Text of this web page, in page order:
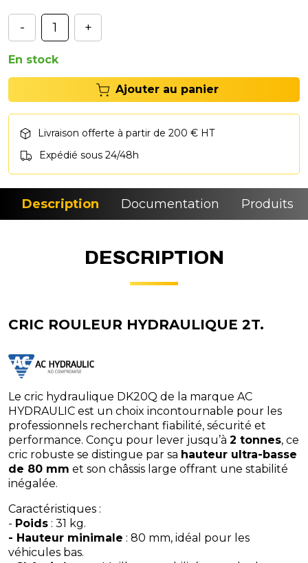
- +
En stock
Ajouter au panier
Livraison offerte à partir de 200 € HT
Expédié sous 24/48h
Description Documentation Produits
DESCRIPTION
CRIC ROULEUR HYDRAULIQUE 2T.
Le cric hydraulique DK20Q de la marque AC
HYDRAULIC est un choix incontournable pour les
professionnels recherchant fiabilité, sécurité et
performance. Conçu pour lever jusqu’à 2 tonnes, ce
cric robuste se distingue par sa hauteur ultra-basse
de 80 mm et son châssis large offrant une stabilité
inégalée.
Caractéristiques :
- Poids : 31 kg.
- Hauteur minimale : 80 mm, idéal pour les
véhicules bas.